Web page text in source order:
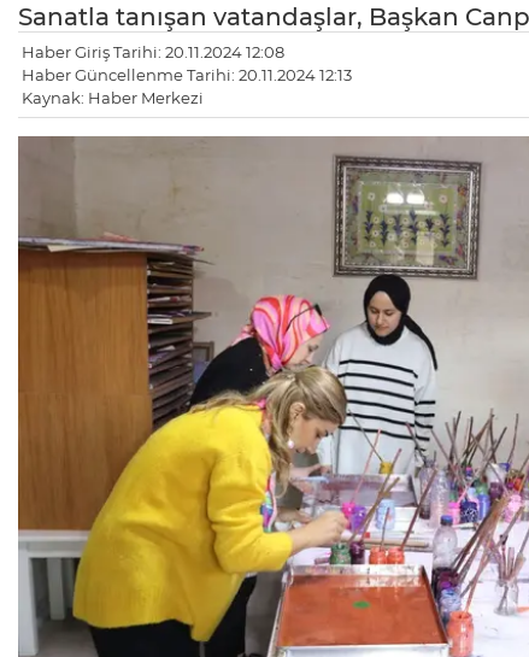
Sanatla tanışan vatandaşlar, Başkan
Haber Giriş Tarihi: 20.11.2024 12:08
Haber Güncellenme Tarihi: 20.11.2024 12:13
Kaynak: Haber Merkezi